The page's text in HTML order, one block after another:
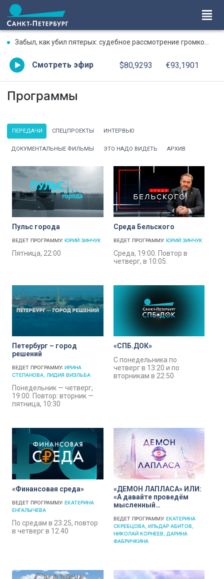
Забыл, как убил пятерых: судебное рассмотрение громкого дела о массовом убийстве в Липной Горке приостановлено
Смотреть эфир $80,9293 €93,1901
Программы
ПЕРЕДАЧИ СПЕЦПРОЕКТЫ ИНТЕРВЬЮ
ДОКУМЕНТАЛЬНЫЕ ФИЛЬМЫ ЭТО НАДО ВИДЕТЬ АРХИВ
Пульс города
ВЕДЕТ ПРОГРАММУ: ЮРИЙ ЗИНЧУК
Пятница, 22:00
Среда Бельского
ВЕДЕТ ПРОГРАММУ: ЮРИЙ ЗИНЧУК
Среда, 19:00. Повтор в
четверг, в 10:05.
Петербург – город
решений
ВЕДЕТ ПРОГРАММУ: ИРИНА
СТЕПАНОВА ЛИДИЯ ВИЭЛЬБА
Понедельник — четверг,
19:00. Повтор: вторник —
пятница, 10:30
«СПБ.ДОК»
С понедельника по
четверг в 13:20 и по
вторникам в 22:50
«Финансовая среда»
ВЕДЕТ ПРОГРАММУ: ЕКАТЕРИНА
ЕНГАЛЫЧЕВА
По средам в 23.25, повтор
в четверг в 12.40
«ДЕМОН ЛАПЛАСА» ИЛИ:
«А давайте проведём
мысленный
ВЕДЕТ ПРОГРАММУ: ЕКАТЕРИНА
СКРЕБЦОВА ИЛЬДАР АБИТОВ
НИКОЛАЙ КОРНЕЕВ
ДАРИНА
ФАБРИЧКИНА